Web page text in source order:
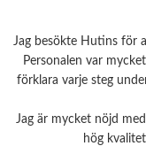
Jag besökte Hutins för
Personalen var
förklara varje steg
Jag är mycket nöjd
hög